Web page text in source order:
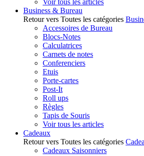
Voir tous les articles
Business & Bureau
Retour vers Toutes les catégories
Accessoires de Bureau
Blocs-Notes
Calculatrices
Carnets de notes
Conferenciers
Etuis
Porte-cartes
Post-It
Roll ups
Règles
Tapis de Souris
Voir tous les articles
Cadeaux
Retour vers Toutes les catégories
Cadeaux Saisonniers